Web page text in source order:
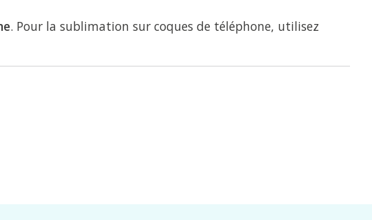
. Pour la sublimation sur coques de téléphone, utilisez